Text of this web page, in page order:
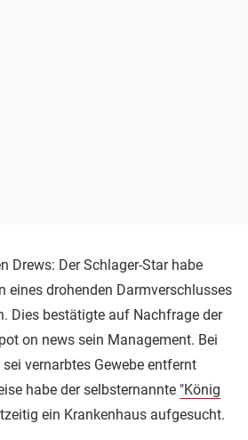
Drews: Der Schlager-Star habe
eines drohenden Darmverschlusses
Dies bestätigte auf Nachfrage der
on news sein Management. Bei
vernarbtes Gewebe entfernt
habe der selbsternannte "König
ein Krankenhaus aufgesucht.